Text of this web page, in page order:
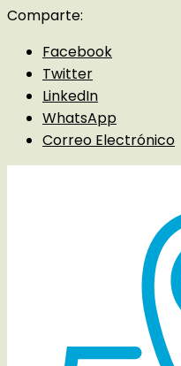
Comparte:
Facebook
Twitter
LinkedIn
WhatsApp
Correo Electrónico